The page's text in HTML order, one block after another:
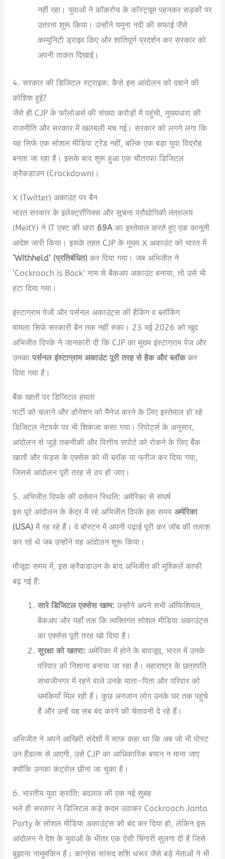
नहीं रहा। युवाओं ने कॉकरोच के कॉस्ट्यूम पहनकर सड़कों पर
उतरना शुरू किया। उन्होंने यमुना नदी की सफाई जैसे
कम्युनिटी ड्राइव किए और शांतिपूर्ण प्रदर्शन कर सरकार को
अपनी ताकत दिखाई।
4. सरकार की डिजिटल स्ट्राइक: कैसे इस आंदोलन को दबाने की
कोशिश हुई?
जैसे ही CJP के फॉलोअर्स की संख्या करोड़ों में पहुंची, मुख्यधारा की
राजनीति और सरकार में खलबली मच गई। सरकार को लगने लगा कि
यह सिर्फ एक सोशल मीडिया ट्रेंड नहीं, बल्कि एक बड़ा युवा विद्रोह
बनता जा रहा है। इसके बाद शुरू हुआ एक चौतरफा डिजिटल
क्रैकडाउन (Crackdown)।
X (Twitter) अकाउंट पर बैन
भारत सरकार के इलेक्ट्रॉनिक्स और सूचना प्रौद्योगिकी मंत्रालय
(MeitY) ने IT एक्ट की धारा 69A का इस्तेमाल करते हुए एक कानूनी
आदेश जारी किया। इसके तहत CJP के मुख्य X अकाउंट को भारत में
‘Withheld’ (प्रतिबंधित) कर दिया गया। जब अभिजीत ने
‘Cockroach is Back’ नाम से बैकअप अकाउंट बनाया, तो उसे भी
हटा दिया गया।
इंस्टाग्राम पेजों और पर्सनल अकाउंट्स की हैकिंग व ब्लॉकिंग
मामला सिर्फ सरकारी बैन तक नहीं रुका। 23 मई 2026 को खुद
अभिजीत दिपके ने जानकारी दी कि CJP का मुख्य इंस्टाग्राम पेज और
उनकापर्सनल इंस्टाग्राम अकाउंट पूरी तरह से हैक और ब्लॉककर
दिया गया है।
बैंक खातों पर डिजिटल हमला
पार्टी को चलाने और डोनेशन को मैनेज करने के लिए इस्तेमाल हो रहे
डिजिटल नेटवर्क पर भी शिकंजा कसा गया। रिपोर्ट्स के अनुसार,
आंदोलन से जुड़े तकनीकी और वित्तीय सपोर्ट को रोकने के लिए बैंक
खातों और फंड्स के एक्सेस को भी ब्लॉक या फ्रीज कर दिया गया,
जिससे आंदोलन पूरी तरह से ठप हो जाए।
5. अभिजीत दिपके की वर्तमान स्थिति: अमेरिका से संघर्ष
इस पूरे आंदोलन के केंद्र में रहे अभिजीत दिपके इस समयअमेरिका
(USA) में रह रहे हैं। वे बोस्टन में अपनी पढ़ाई पूरी कर जॉब की तलाश
कर रहे थे जब उन्होंने यह आंदोलन शुरू किया।
मौजूदा समय में, इस क्रैकडाउन के बाद अभिजीत की मुश्किलें काफी
बढ़ गई हैं:
सारे डिजिटल एक्सेस खत्म: उन्होंने अपने सभी ऑफिशियल,
बैकअप और यहाँ तक कि व्यक्तिगत सोशल मीडिया अकाउंट्स
का एक्सेस पूरी तरह खो दिया है।
सुरक्षा को खतरा: अमेरिका में होने के बावजूद, भारत में उनके
परिवार को निशाना बनाया जा रहा है। महाराष्ट्र के छत्रपति
संभाजीनगर में रहने वाले उनके माता-पिता और परिवार को
धमकियाँ मिल रही हैं। कुछ अनजान लोग उनके घर तक पहुंचे
हैं और उन्हें यह सब बंद करने की चेतावनी दे रहे हैं।
अभिजीत ने अपने आखिरी संदेशों में साफ कहा था कि अब जो भी पोस्ट
उन हैंडल्स से आएगी, उसे CJP का आधिकारिक बयान न माना जाए
क्योंकि उनका कंट्रोल छीना जा चुका है।
6. भारतीय युवा क्रांति: बदलाव की एक नई सुबह
भले ही सरकार ने डिजिटल कड़े कदम उठाकर Cockroach Janta
Party के सोशल मीडिया अकाउंट्स को बंद कर दिया हो, लेकिन इस
आंदोलन ने देश के युवाओं के भीतर एक ऐसी चिंगारी सुलगा दी है जिसे
बुझाना नामुमकिन है। कांग्रेस सांसद शशि थरूर जैसे बड़े नेताओं ने भी